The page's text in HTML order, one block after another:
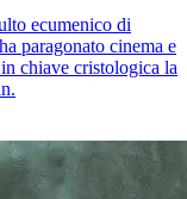
ecumenico di
paragonato cinema e
chiave cristologica la